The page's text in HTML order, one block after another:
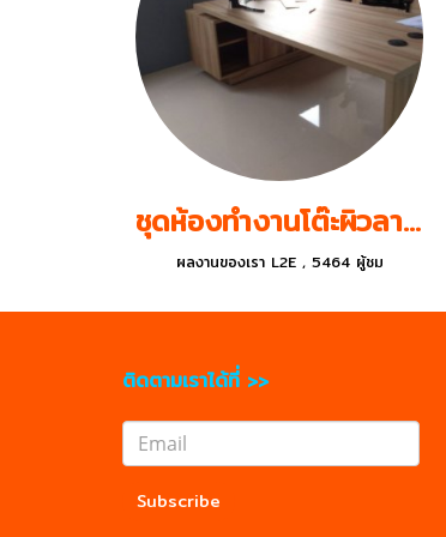
ชุดห้องทำงานโต๊ะผิวลายไม้
ผลงานของเรา L2E, 5464 ผู้ชม
ติดตามเราได้ที่ >>
Subscribe